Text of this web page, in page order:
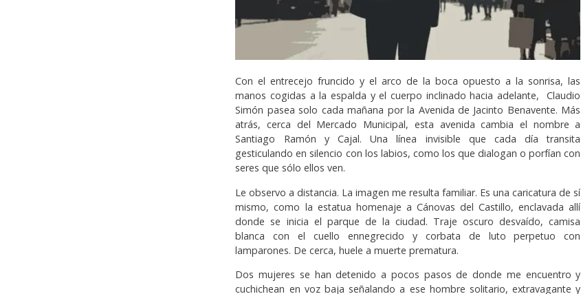
Con el entrecejo fruncido y el arco de la boca opuesto a la sonrisa, las
manos cogidas a la espalda y el cuerpo inclinado hacia adelante, Claudio
Simón pasea solo cada mañana por la Avenida de Jacinto Benavente. Más
atrás, cerca del Mercado Municipal, esta avenida cambia el nombre a
Santiago Ramón y Cajal. Una línea invisible que cada día transita
gesticulando en silencio con los labios, como los que dialogan o porfían con
seres que sólo ellos ven.
Le observo a distancia. La imagen me resulta familiar. Es una caricatura de sí
mismo, como la estatua homenaje a Cánovas del Castillo, enclavada allí
donde se inicia el parque de la ciudad. Traje oscuro desvaído, camisa
blanca con el cuello ennegrecido y corbata de luto perpetuo con
lamparones. De cerca, huele a muerte prematura.
Dos mujeres se han detenido a pocos pasos de donde me encuentro y
cuchichean en voz baja señalando a ese hombre solitario, extravagante y